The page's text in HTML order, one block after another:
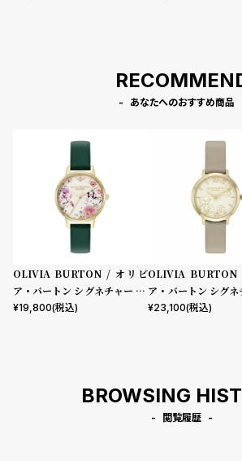
あなたへのおすすめ商品
OLIVIA BURTON / オリビ
ア・バートン シグネチャー 30
mm イラストレイテッド フロ
¥19,800(税込)
OLIVIA BURTON
ア・バートン シグネ
mm アブストラクト
¥23,100(税込)
BROWSING
閲覧履歴